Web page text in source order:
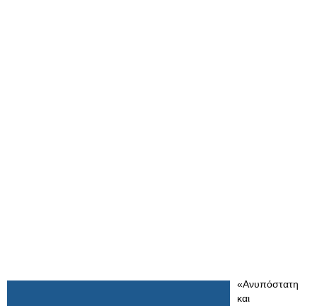
«Ανυπόστατη
και